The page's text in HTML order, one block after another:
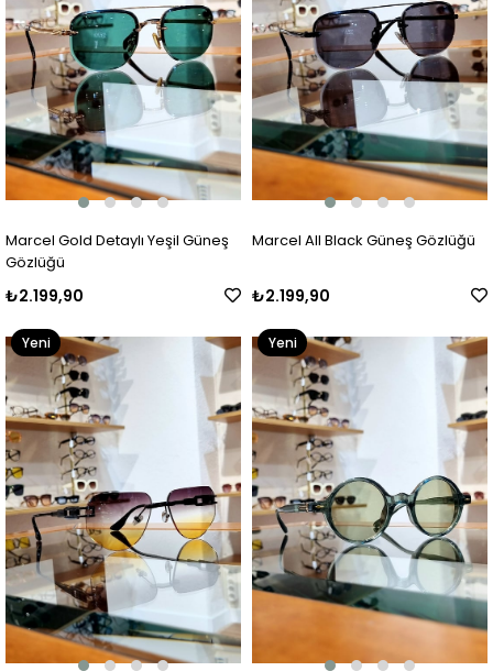
Marcel Gold Detaylı Yeşil Güneş
Gözlüğü
₺2.199,90
Marcel All Black Güneş Gözlüğü
₺2.199,90
Yeni
Ürün
Yeni
Ürün